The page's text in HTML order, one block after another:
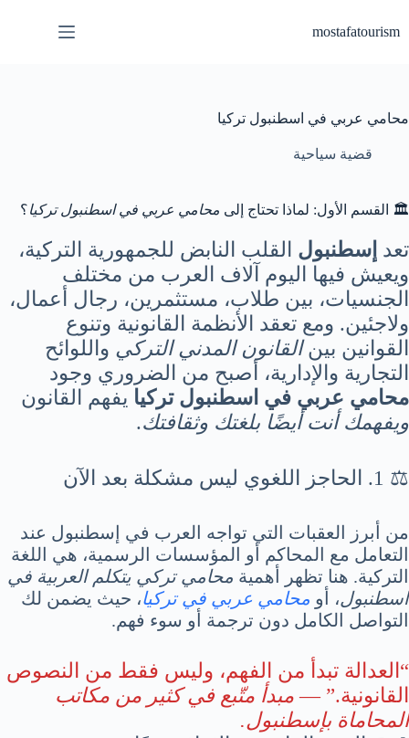
mostafatourism
محامي عربي في اسطنبول تركيا
قضية سياحية
🏛️ القسم الأول: لماذا تحتاج إلى محامي عربي في اسطنبول تركيا؟
تعد إسطنبول القلب النابض للجمهورية التركية،
ويعيش فيها اليوم آلاف العرب من مختلف
الجنسيات، بين طلاب، مستثمرين، رجال أعمال،
ولاجئين. ومع تعقد الأنظمة القانونية وتنوع
القوانين بينالقانون المدني التركي واللوائح
التجارية والإدارية، أصبح من الضروري وجود
محامي عربي في اسطنبول تركيا يفهم القانون
ويفهمك أنت أيضًا بلغتك وثقافتك.
⚖️ 1. الحاجز اللغوي ليس مشكلة بعد الآن
من أبرز العقبات التي تواجه العرب في إسطنبول عند
التعامل مع المحاكم أو المؤسسات الرسمية، هي اللغة
التركية. هنا تظهر أهمية محامي تركي يتكلم العربية في
اسطنبول، أو محامي عربي في تركيا، حيث يضمن لك
التواصل الكامل دون ترجمة أو سوء فهم.
“العدالة تبدأ من الفهم، وليس فقط من النصوص
القانونية.” — مبدأ متّبع في كثير من مكاتب
المحاماة بإسطنبول.